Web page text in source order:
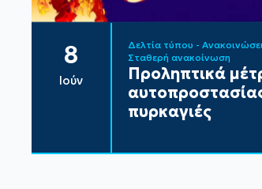
8
Ιούν
Δελτία τύπου -
Σταθερή ανακοίνωση
Προληπτικά
πυρκαγιές